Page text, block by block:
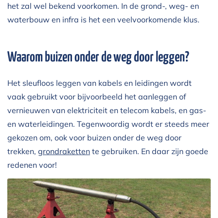
het zal wel bekend voorkomen. In de grond-, weg- en
waterbouw en infra is het een veelvoorkomende klus.
Waarom buizen onder de weg door leggen?
Het sleufloos leggen van kabels en leidingen wordt
vaak gebruikt voor bijvoorbeeld het aanleggen of
vernieuwen van elektriciteit en telecom kabels, en gas-
en waterleidingen. Tegenwoordig wordt er steeds meer
gekozen om, ook voor buizen onder de weg door
trekken, grondraketten te gebruiken. En daar zijn goede
redenen voor!